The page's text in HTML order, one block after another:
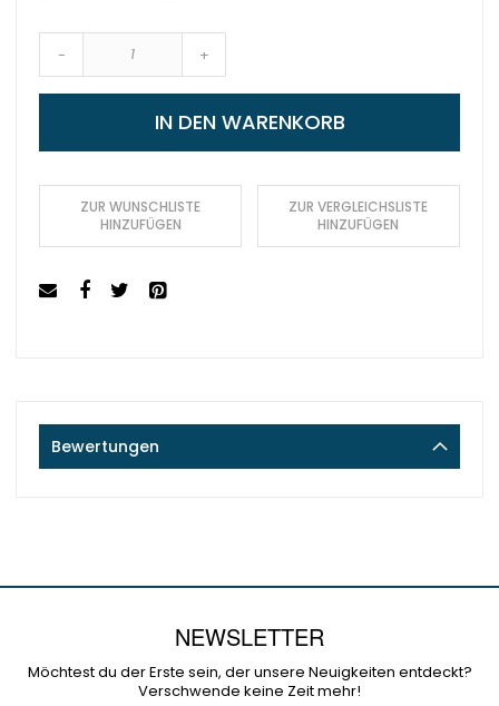
- +
IN DEN WARENKORB
ZUR WUNSCHLISTE
HINZUFÜGEN
ZUR VERGLEICHSLISTE
HINZUFÜGEN
Bewertungen
NEWSLETTER
Möchtest du der Erste sein, der unsere Neuigkeiten entdeckt?
Verschwende keine Zeit mehr!